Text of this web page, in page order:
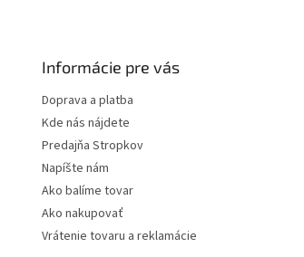
Informácie pre vás
Doprava a platba
Kde nás nájdete
Predajňa Stropkov
Napíšte nám
Ako balíme tovar
Ako nakupovať
Vrátenie tovaru a reklamácie